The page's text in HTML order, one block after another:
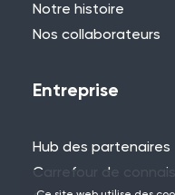
+44 (0)115
Notre histoire
Nos collaborateurs
Entreprise
Hub des partenaires
Carrefour de